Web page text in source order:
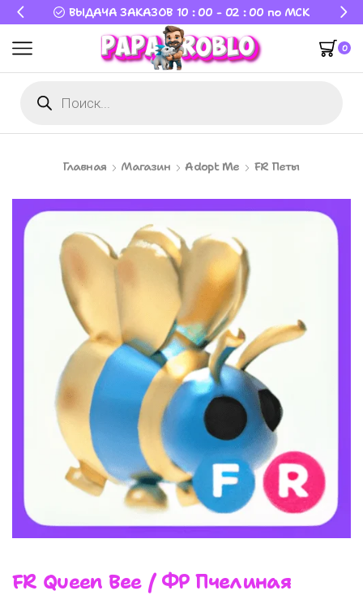
ВЫДАЧА ЗАКАЗОВ 10 : 00 - 02 : 00 по МСК
0
Главная Магазин Adopt Me FR Петы
FR Queen Bee / ФР Пчелиная